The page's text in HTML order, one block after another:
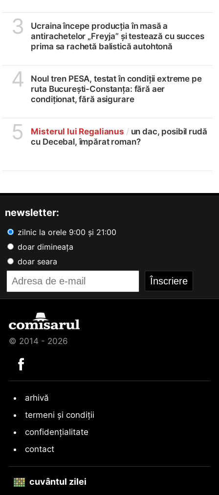
3
Ucraina începe producția în masă a
antirachetelor „Freyja” și testează cu succes
prima sa rachetă balistică autohtonă
4
Noul tren PESA, testat în condiții extreme pe
ruta București-Constanța: fără aer
condiționat, fără asigurare
5 Misterul lui Regalianus /un dac, posibil rudă
cu Decebal, împărat roman?
newsletter:
zilnic la orele 9:00 și 21:00
doar dimineața
doar seara
© 2014 - 2026
arhivă
termeni și condiții
confidențialitate
contact
cuvântul zilei